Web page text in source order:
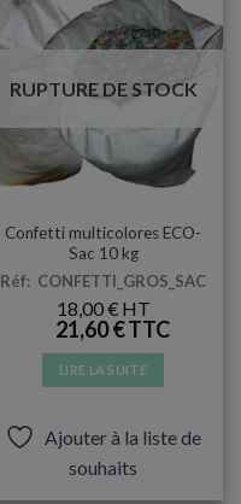
RUPTURE DE STOCK
Confetti multicolores ECO-
Sac 10 kg
Réf: CONFETTI_GROS_SAC
18,00€
21,60€
LIRE LA SUITE
Ajouter à la liste de
souhaits